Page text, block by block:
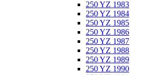
250 YZ 1983
250 YZ 1984
250 YZ 1985
250 YZ 1986
250 YZ 1987
250 YZ 1988
250 YZ 1989
250 YZ 1990